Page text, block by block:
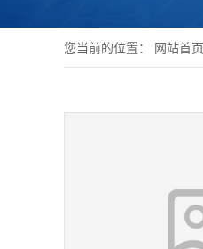
您当前的位置： 网站首页